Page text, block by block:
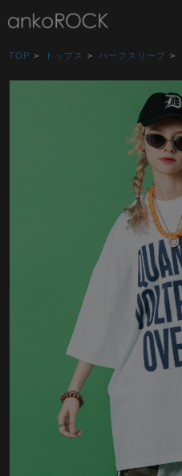
TOP > トップス > ハーフスリーブ >